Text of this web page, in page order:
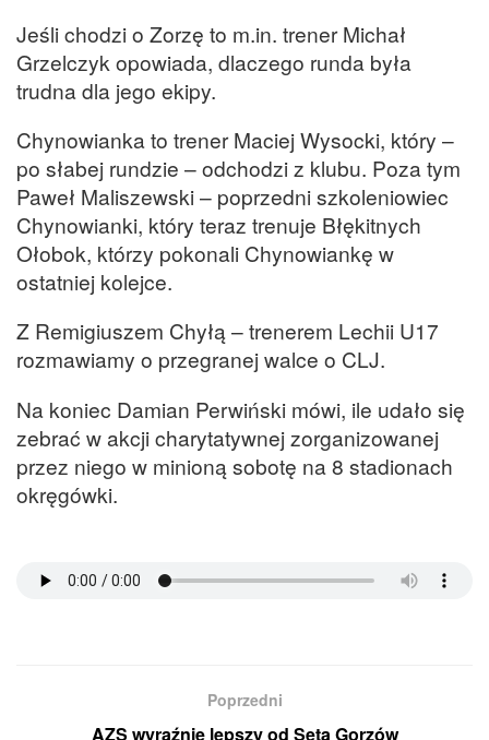
Jeśli chodzi o Zorzę to m.in. trener Michał
Grzelczyk opowiada, dlaczego runda była
trudna dla jego ekipy.
Chynowianka to trener Maciej Wysocki, który –
po słabej rundzie – odchodzi z klubu. Poza tym
Paweł Maliszewski – poprzedni szkoleniowiec
Chynowianki, który teraz trenuje Błękitnych
Ołobok, którzy pokonali Chynowiankę w
ostatniej kolejce.
Z Remigiuszem Chyłą – trenerem Lechii U17
rozmawiamy o przegranej walce o CLJ.
Na koniec Damian Perwiński mówi, ile udało się
zebrać w akcji charytatywnej zorganizowanej
przez niego w minioną sobotę na 8 stadionach
okręgówki.
Poprzedni
AZS wyraźnie lepszy od Seta Gorzów